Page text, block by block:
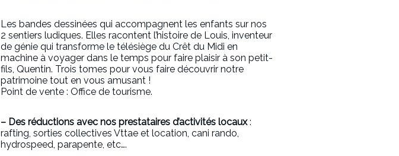
Les bandes dessinées qui accompagnent les enfants sur nos
2 sentiers ludiques. Elles racontent l’histoire de Louis, inventeur
de génie qui transforme le télésiège du Crêt du Midi en
machine à voyager dans le temps pour faire plaisir à son petit-
fils, Quentin. Trois tomes pour vous faire découvrir notre
patrimoine tout en vous amusant !
Point de vente : Office de tourisme.
– Des réductions avec nos prestataires d’activités locaux:
rafting, sorties collectives Vttae et location, cani rando,
hydrospeed, parapente, etc….